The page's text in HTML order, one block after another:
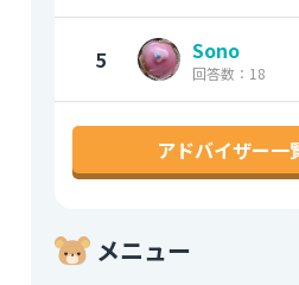
5 Sono
回答数：18
アドバイザー一
メニュー